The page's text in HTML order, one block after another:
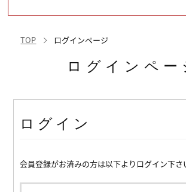
TOP ログインページ
ログインペー
ログイン
会員登録がお済みの方は以下よりログイン下さ